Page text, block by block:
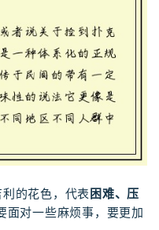
的花色，代表 困难、压
面对一些麻烦事，要更加